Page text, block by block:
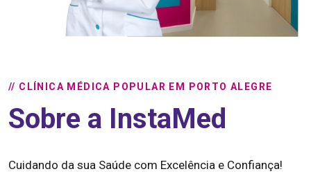
// CLÍNICA MÉDICA POPULAR EM PORTO ALEGRE
Sobre a InstaMed
Cuidando da sua Saúde com Excelência e Confiança!